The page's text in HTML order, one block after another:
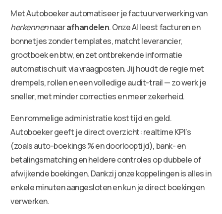
Met Autoboeker automatiseer je factuurverwerking van
herkennennaarafhandelen. Onze AI leest facturen en
bonnetjes zonder templates, matcht leverancier,
grootboek en btw, en zet ontbrekende informatie
automatisch uit via vraagposten. Jij houdt de regie met
drempels, rollen en een volledige audit-trail — zo werk je
sneller, met minder correcties en meer zekerheid.
Een rommelige administratie kost tijd en geld.
Autoboeker geeft je direct overzicht: realtime KPI’s
(zoals auto-boekings % en doorlooptijd), bank- en
betalingsmatching en heldere controles op dubbele of
afwijkende boekingen. Dankzij onze koppelingen is alles in
enkele minuten aangesloten en kun je direct boekingen
verwerken.